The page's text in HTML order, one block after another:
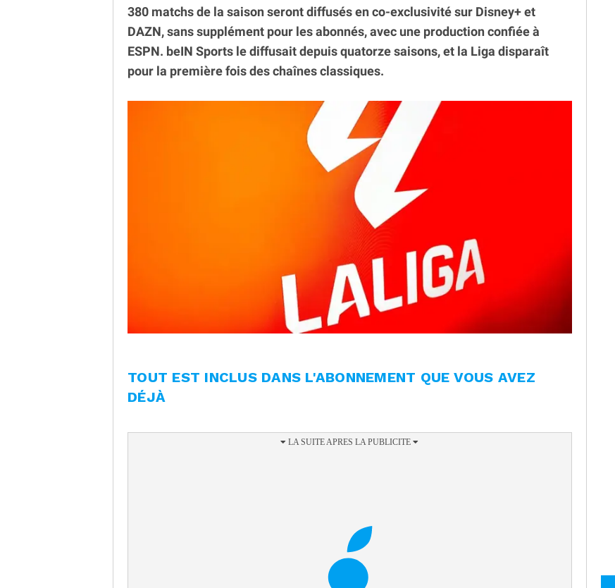
380 matchs de la saison seront diffusés en co-exclusivité sur Disney+ et
DAZN, sans supplément pour les abonnés, avec une production confiée à
ESPN. beIN Sports le diffusait depuis quatorze saisons, et la Liga disparaît
pour la première fois des chaînes classiques.
TOUT EST INCLUS DANS L'ABONNEMENT QUE VOUS AVEZ
DÉJÀ